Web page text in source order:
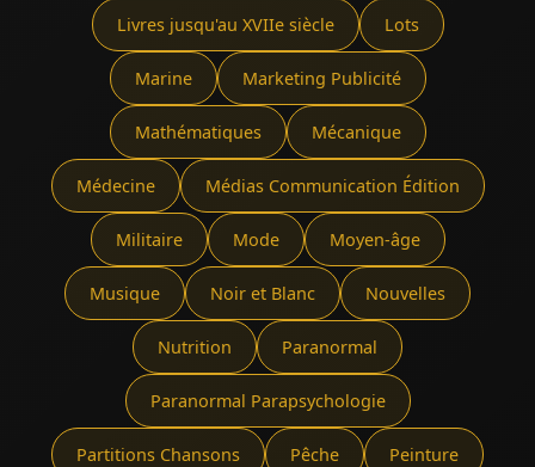
Livres jusqu'au XVIIe siècle Lots
Marine Marketing Publicité
Mathématiques Mécanique
Médecine Médias Communication Édition
Militaire Mode Moyen-âge
Musique Noir et Blanc Nouvelles
Nutrition Paranormal
Paranormal Parapsychologie
Partitions Chansons Pêche Peinture